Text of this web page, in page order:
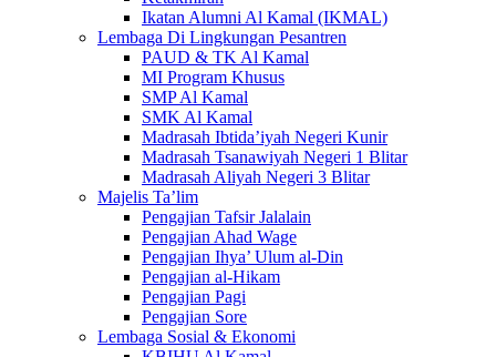
Ikatan Alumni Al Kamal (IKMAL)
Lembaga Di Lingkungan Pesantren
PAUD & TK Al Kamal
MI Program Khusus
SMP Al Kamal
SMK Al Kamal
Madrasah Ibtida’iyah Negeri Kunir
Madrasah Tsanawiyah Negeri 1 Blitar
Madrasah Aliyah Negeri 3 Blitar
Majelis Ta’lim
Pengajian Tafsir Jalalain
Pengajian Ahad Wage
Pengajian Ihya’ Ulum al-Din
Pengajian al-Hikam
Pengajian Pagi
Pengajian Sore
Lembaga Sosial & Ekonomi